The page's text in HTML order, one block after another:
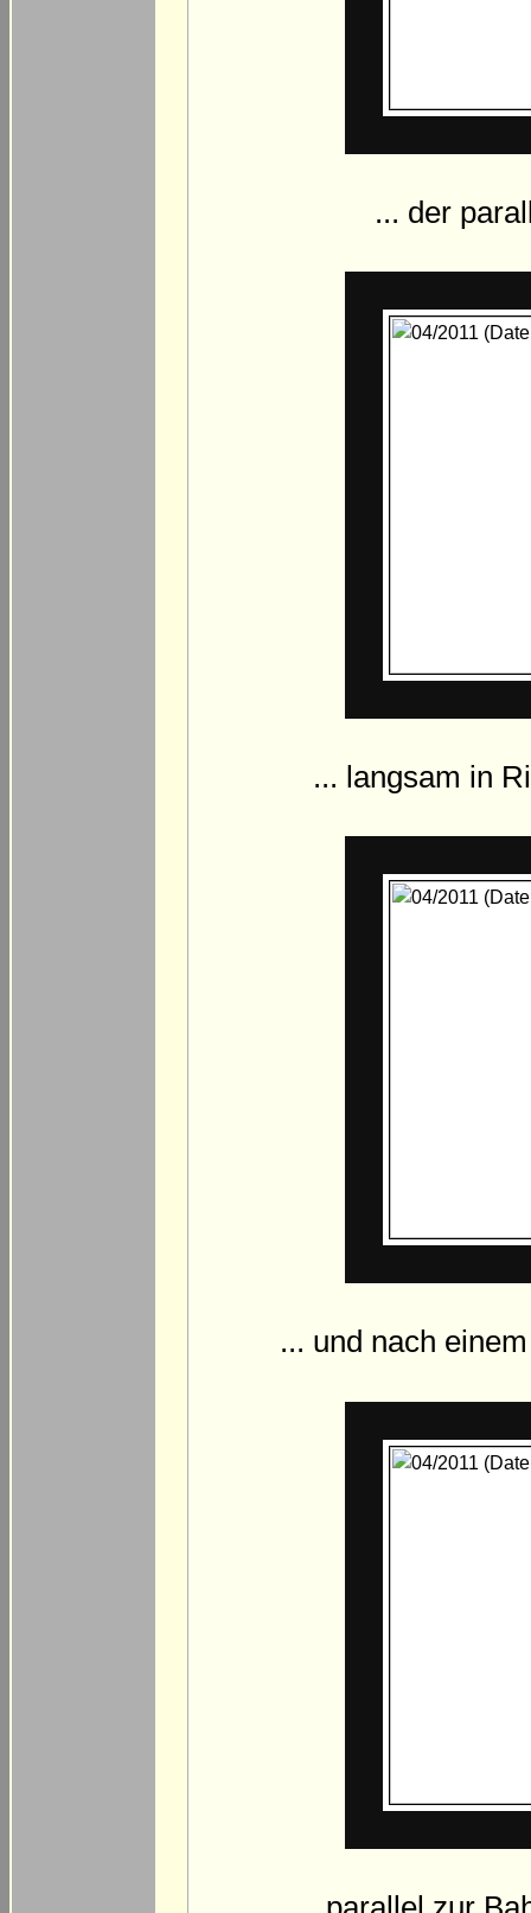
... der
... langsam in
... und nach